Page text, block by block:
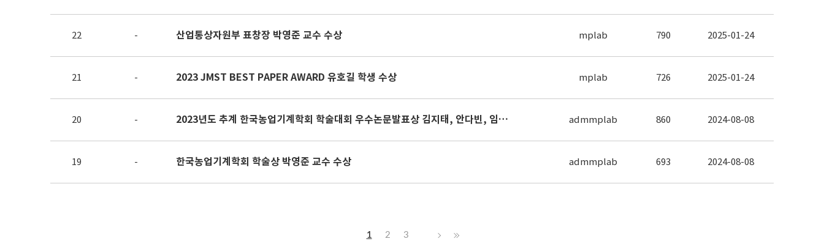
22 - 산업통상자원부 표창장 박영준 교수 수상 mplab 790 2025-01-24
21 - 2023 JMST BEST PAPER AWARD 유호길 학생 수상 mplab 726 2025-01-24
20 - 2023년도 추계 한국농업기계학회 학술대회 우수논문발표상 김지태, 안다빈, 임동우 학생, 이호섭 연구원 수상 admmplab 860 2024-08-08
19 - 한국농업기계학회 학술상 박영준 교수 수상 admmplab 693 2024-08-08
1 2 3